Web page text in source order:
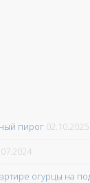
пирог 02.10.2025
огурцы на